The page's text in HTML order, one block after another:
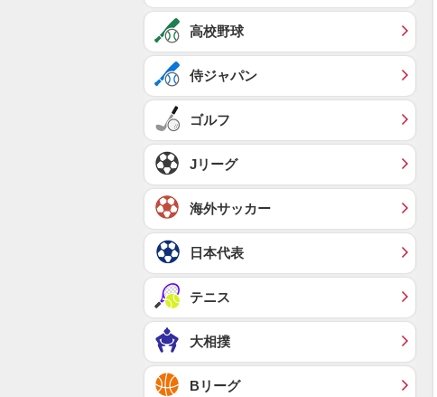
高校野球
侍ジャパン
ゴルフ
Jリーグ
海外サッカー
日本代表
テニス
大相撲
Bリーグ